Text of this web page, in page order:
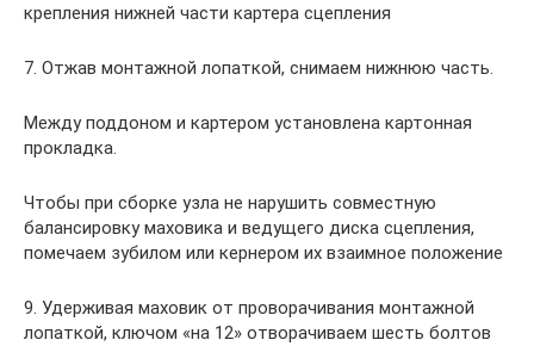
крепления нижней части картера сцепления
7. Отжав монтажной лопаткой, снимаем нижнюю часть.
Между поддоном и картером установлена картонная
прокладка.
Чтобы при сборке узла не нарушить совместную
балансировку маховика и ведущего диска сцепления,
помечаем зубилом или кернером их взаимное положение
9. Удерживая маховик от проворачивания монтажной
лопаткой, ключом «на 12» отворачиваем шесть болтов